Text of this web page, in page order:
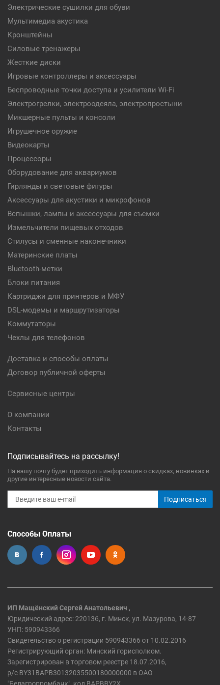
Электрические сушилки для обуви
Мультимедиа акустика
Кронштейны
Силовые тренажеры
Жесткие диски
Игровые контроллеры и аксессуары
Беспроводные точки доступа и усилители Wi-Fi
Электрогрелки, электроодеяла, электропростыни
Микшерные пульты и консоли
Игрушечное оружие
Видеокарты
Процессоры
Оборудование для аквариумов
Гирлянды и световые фигуры
Аксессуары для акустики и микрофонов
Вспышки, лампы и аксессуары для съемки
Измельчители пищевых отходов
Стилусы и сменные наконечники
Материнские платы
Bluetooth-метки
Блоки питания
Картриджи для принтеров и МФУ
DSL-модемы и маршрутизаторы
Коммутаторы
Чехлы для телефонов
Доставка и способы оплаты
Договор публичной оферты
Сервисные центры
О компании
Контакты
Подписывайтесь на рассылку!
На вашу почту будет приходить информация о скидках, новинках и
другие интересные новости сайта.
Подписаться
Способы Оплаты
ИП Мащёнский Сергей Анатольевич ,
Юридический адрес: 220136, г. Минск, ул. Мазурова, 14-87
УНП: 590943366
Свидетельство о регистрации 590943366 от 10.02.2016
Регистрирующий орган: Минский горисполком.
Зарегистрирован в торговом реестре 18.07.2016,
р/c BY31BAPB30132035500180000000 в ОАО